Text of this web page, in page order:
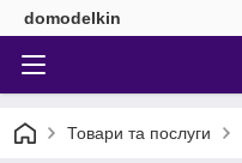
domodelkin
Товари та послуги